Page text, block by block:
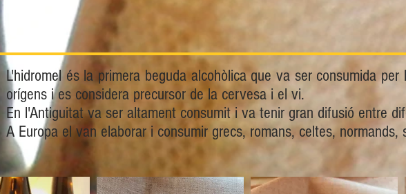
L'hidromel és la primera beguda alcohòlica que va ser consumida
orígens i es considera precursor de la cervesa i el vi.
En l'Antiguitat va ser altament consumit i va tenir gran difusió entre
A Europa el van elaborar i consumir grecs, romans, celtes, normands,